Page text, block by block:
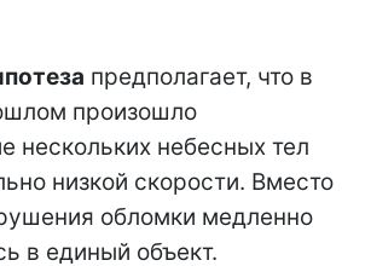
предполагает, что в
произошло
нескольких небесных тел
низкой скорости. Вместо
обломки медленно
в единый объект.